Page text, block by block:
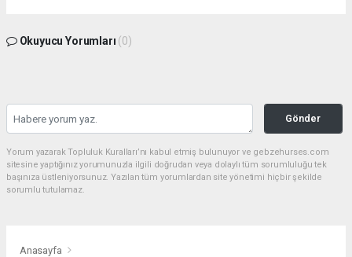
Okuyucu Yorumları (0)
Gönder
Yorum yazarak Topluluk Kuralları’nı kabul etmiş bulunuyor ve gebzehurses.com
sitesine yaptığınız yorumunuzla ilgili doğrudan veya dolaylı tüm sorumluluğu tek
başınıza üstleniyorsunuz. Yazılan tüm yorumlardan site yönetimi hiçbir şekilde
sorumlu tutulamaz.
Anasayfa